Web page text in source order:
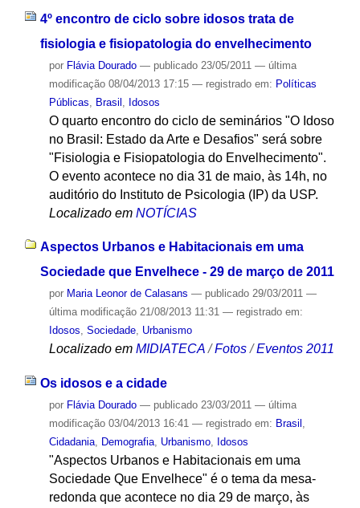
4º encontro de ciclo sobre idosos trata de
fisiologia e fisiopatologia do envelhecimento
por Flávia Dourado — publicado23/05/2011 — última
modificação08/04/2013 17:15 — registrado em: Políticas
Públicas
Brasil Idosos
O quarto encontro do ciclo de seminários "O Idoso
no Brasil: Estado da Arte e Desafios" será sobre
"Fisiologia e Fisiopatologia do Envelhecimento".
O evento acontece no dia 31 de maio, às 14h, no
auditório do Instituto de Psicologia (IP) da USP.
Localizado em NOTÍCIAS
Aspectos Urbanos e Habitacionais em uma
Sociedade que Envelhece - 29 de março de 2011
por Maria Leonor de Calasans — publicado29/03/2011 —
última modificação21/08/2013 11:31 — registrado em:
Idosos, Sociedade, Urbanismo
Localizado em MIDIATECA /Fotos /Eventos 2011
Os idosos e a cidade
por Flávia Dourado — publicado23/03/2011 — última
modificação03/04/2013 16:41 — registrado em: Brasil ,
Cidadania, Demografia, Urbanismo, Idosos
"Aspectos Urbanos e Habitacionais em uma
Sociedade Que Envelhece" é o tema da mesa-
redonda que acontece no dia 29 de março, às